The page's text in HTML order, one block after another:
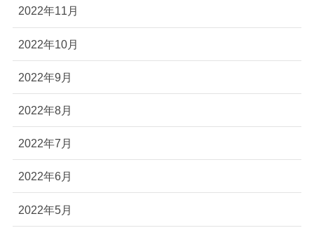
2022年11月
2022年10月
2022年9月
2022年8月
2022年7月
2022年6月
2022年5月